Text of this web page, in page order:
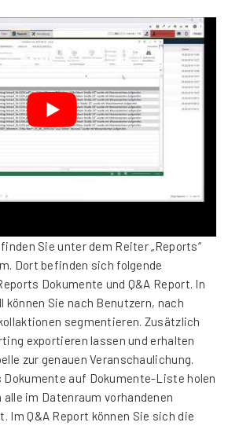
Sie unter dem Reiter „Reports“
Dort befinden sich folgende
Dokumente und Q&A Report. In
können Sie nach Benutzern, nach
segmentieren. Zusätzlich
exportieren lassen und erhalten
zur genauen Veranschaulichung.
Dokumente auf Dokumente-Liste holen
im Datenraum vorhandenen
Im Q&A Report können Sie sich die